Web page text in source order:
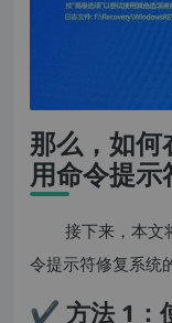
那么，如
用命令提示
接下来，本文
令提示符修复系统
✔ 方法 1：